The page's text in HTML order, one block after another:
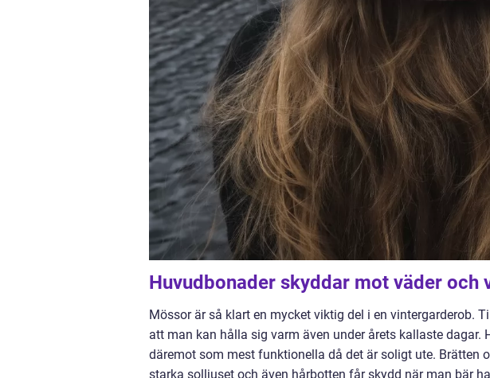
Huvudbonader skyddar mot väder och
Mössor är så klart en mycket viktig del i en vintergarderob.
att man kan hålla sig varm även under årets kallaste dagar.
däremot som mest funktionella då det är soligt ute. Brätten
starka solljuset och även hårbotten får skydd när man bär